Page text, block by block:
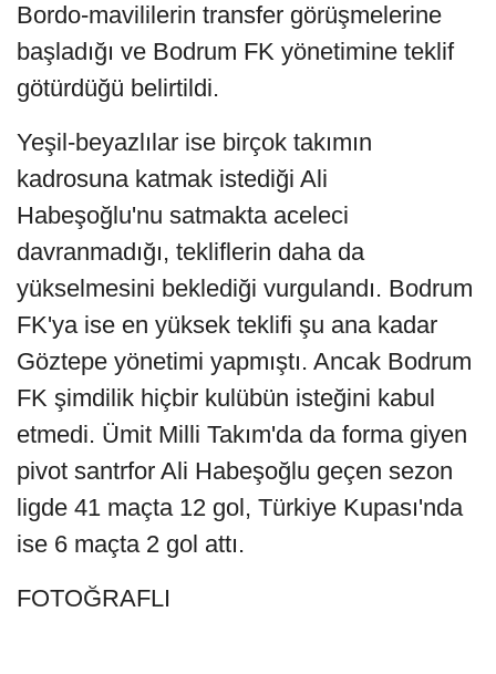
Bordo-mavililerin transfer görüşmelerine
başladığı ve Bodrum FK yönetimine teklif
götürdüğü belirtildi.
Yeşil-beyazlılar ise birçok takımın
kadrosuna katmak istediği Ali
Habeşoğlu'nu satmakta aceleci
davranmadığı, tekliflerin daha da
yükselmesini beklediği vurgulandı. Bodrum
FK'ya ise en yüksek teklifi şu ana kadar
Göztepe yönetimi yapmıştı. Ancak Bodrum
FK şimdilik hiçbir kulübün isteğini kabul
etmedi. Ümit Milli Takım'da da forma giyen
pivot santrfor Ali Habeşoğlu geçen sezon
ligde 41 maçta 12 gol, Türkiye Kupası'nda
ise 6 maçta 2 gol attı.
FOTOĞRAFLI